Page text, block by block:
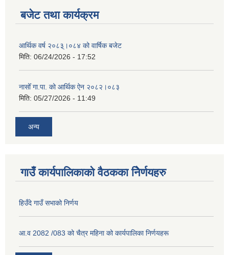
बजेट तथा कार्यक्रम
आर्थिक वर्ष २०८३्।०८४ को वार्षिक बजेट
मिति: 06/24/2026 - 17:52
नासोँ गा.पा. को आर्थिक ऐन २०८२।०८३
मिति: 05/27/2026 - 11:49
अन्य
गाउँ कार्यपालिकाको वैठकका निेर्णयहरु
हिउँदे गाउँ सभाको निर्णय
आ.व 2082 /083 को चैत्र महिना को कार्यपालिका निर्णयहरू